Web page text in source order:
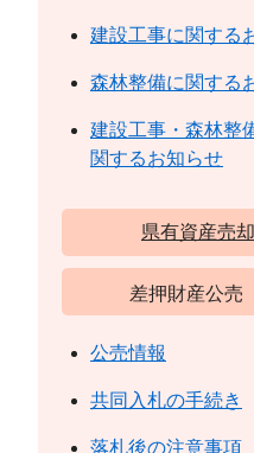
建設工事に関する
森林整備に関する
建設工事・森林整
関するお知らせ
県有資産売却
差押財産公売
公売情報
共同入札の手続き
落札後の注意事項